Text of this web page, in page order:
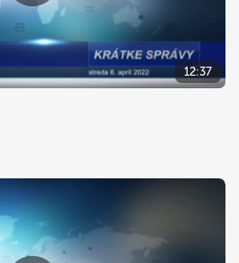
12:37